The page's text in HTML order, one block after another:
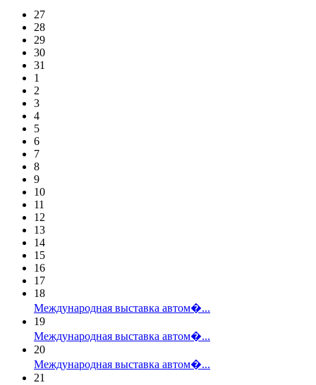
27
28
29
30
31
1
2
3
4
5
6
7
8
9
10
11
12
13
14
15
16
17
18
Международная выставка автом�...
19
Международная выставка автом�...
20
Международная выставка автом�...
21